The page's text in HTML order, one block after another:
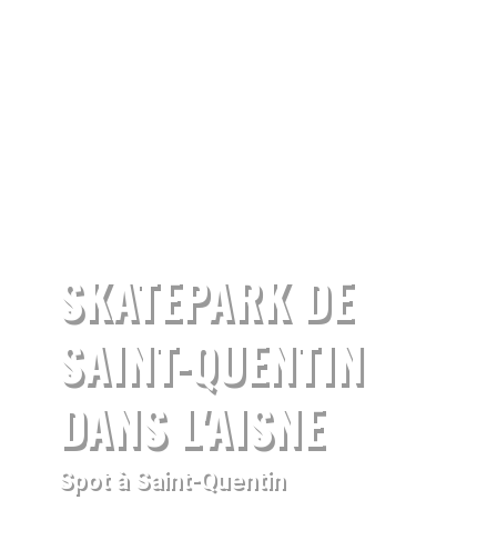
SKATEPARK DE
SAINT-QUENTIN
DANS L'AISNE
Spot à Saint-Quentin